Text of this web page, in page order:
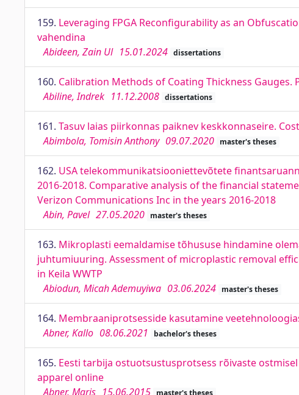
159. Leveraging FPGA Reconfigurability as an
vahendina
Abideen, Zain Ul 15.01.2024 dissertations
160. Calibration Methods of Coating Thickness
Abiline, Indrek 11.12.2008 dissertations
161. Tasuv laias piirkonnas paiknev keskkonnaseire.
Abimbola, Tomisin Anthony 09.07.2020 master's theses
162. USA telekommunikatsiooniettevõtete
2016-2018. Comparative analysis of the financial
Verizon Communications Inc in the years 2016-2018
Abin, Pavel 27.05.2020 master's theses
163. Mikroplasti eemaldamise tõhususe hindamine
juhtumiuuring. Assessment of microplastic removal
in Keila WWTP
Abiodun, Micah Ademuyiwa 03.06.2024 master's theses
164. Membraaniprotsesside kasutamine
Abner, Kallo 08.06.2021 bachelor's theses
165. Eesti tarbija ostuotsustusprotsess rõivaste
apparel online
Abner, Maris 15.06.2015 master's theses